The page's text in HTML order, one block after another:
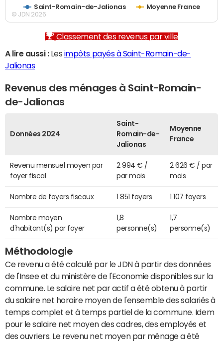
Saint-Romain-de-Jalionas Moyenne France
© JDN 2026
Classement des revenus par ville
A lire aussi :Les impôts payés à Saint-Romain-de-
Jalionas
Revenus des ménages à Saint-Romain-
de-Jalionas
Données 2024
Saint-
Romain-de-
Jalionas
Moyenne
France
Revenu mensuel moyen par
foyer fiscal
2 994 € /
par mois
2 626 € / par
mois
Nombre de foyers fiscaux 1 851 foyers 1 107 foyers
Nombre moyen
d'habitant(s) par foyer
1,8
personne(s)
1,7
personne(s)
Méthodologie
Ce revenu a été calculé par le JDN à partir des données
de l'Insee et du ministère de l'Economie disponibles sur la
commune. Le salaire net par actif a été obtenu à partir
du salaire net horaire moyen de l'ensemble des salariés à
temps complet et à temps partiel de la commune. Idem
pour le salaire net moyen des cadres, des employés et
des ouvriers. Le revenu net moyen par ménage a été